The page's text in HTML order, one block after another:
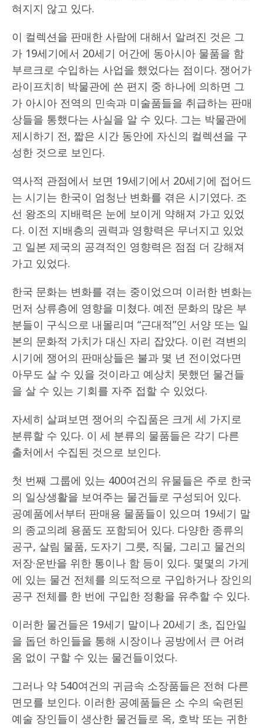
혀지지 않고 있다.
이 컬렉션을 판매한 사람에 대해서 알려진 것은 그
가 19세기에서 20세기 어간에 동아시아 물품을 함
부르크로 수입하는 사업을 했었다는 점이다. 쟁어가
라이프치히 박물관에 쓴 편지 중 하나에 의하면 그
가 아시아 전역의 민속과 미술품들을 취급하는 판매
상들을 통했다는 사실을 알 수 있다. 그는 박물관에
제시하기 전, 짧은 시간 동안에 자신의 컬렉션을 구
성한 것으로 보인다.
역사적 관점에서 보면 19세기에서 20세기에 접어드
는 시기는 한국이 엄청난 변화를 겪은 시기였다. 조
선 왕조의 지배력은 눈에 보이게 약해져 가고 있었
다. 이전 지배층의 권력과 영향력은 무너지고 있었
고 일본 제국의 공격적인 영향력은 점점 더 강해져
가고 있었다.
한국 문화는 변화를 겪는 중이었으며 이러한 변화는
먼저 상류층에 영향을 미쳤다. 예전 문화의 많은 부
분들이 구식으로 내몰리며 “근대적”인 서양 또는 일
본의 문화적 가치가 대신 자리 잡았다. 이런 격변의
시기에 쟁어의 판매상들은 불과 몇 년 전이었다면
아무도 살 수 있을 것이라고 예상치 못했던 물건들
을 살 수 있는 기회를 자주 접할 수 있었다.
자세히 살펴보면 쟁어의 수집품은 크게 세 가지로
분류할 수 있다. 이 세 분류의 물품들은 각기 다른
출처에서 수집된 것으로 보인다.
첫 번째 그룹에 있는 400여건의 유물들은 주로 한국
의 일상생활을 보여주는 물건들로 구성되어 있다.
공예품에서부터 판매용 물품들이 있으며 19세기 말
의 종교의례 용품도 포함되어 있다. 다양한 종류의
공구, 살림 물품, 도자기 그릇, 직물, 그리고 물건의
저장·운반을 위한 통이나 함 등이 있다. 몇몇의 가게
에 있는 물건 전체를 의도적으로 구입하거나 장인의
공구 전체를 한 번에 구입한 정황을 유추할 수 있다.
이러한 물건들은 19세기 말이나 20세기 초, 집안일
을 돕던 하인들을 통해 시장이나 공방에서 큰 어려
움 없이 구할 수 있는 물건들이었다.
그러나 약 540여건의 귀금속 소장품들은 전혀 다른
면모를 보인다. 이러한 공예품들은 소 수의 숙련된
예술 장인들이 생산한 물건들로 옥, 호박 또는 귀한